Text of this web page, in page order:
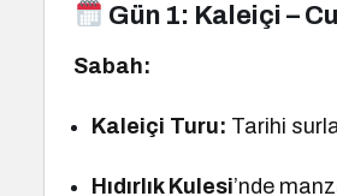
Gün 1: Kaleiçi –
Sabah:
Kaleiçi Turu: Tarihi
Hıdırlık Kulesi’nde